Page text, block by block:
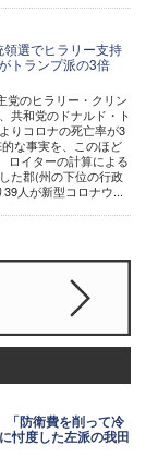
選でヒラリー支持
トランプ派の3倍
党のヒラリー・クリン
共和党のドナルド・ト
りコロナの死亡率が3
な事実を、このほど
ロイターの計算による
た郡(州の下位の行政
人が新型コロナウ...
「防衛費を削って冷
忖度した左派の我田